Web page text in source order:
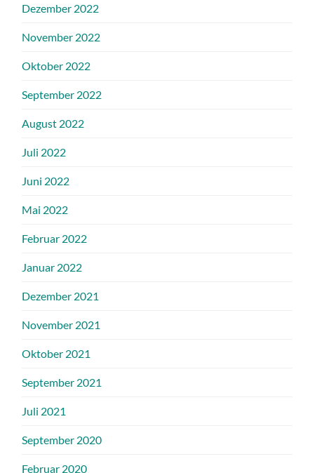
Dezember 2022
November 2022
Oktober 2022
September 2022
August 2022
Juli 2022
Juni 2022
Mai 2022
Februar 2022
Januar 2022
Dezember 2021
November 2021
Oktober 2021
September 2021
Juli 2021
September 2020
Februar 2020